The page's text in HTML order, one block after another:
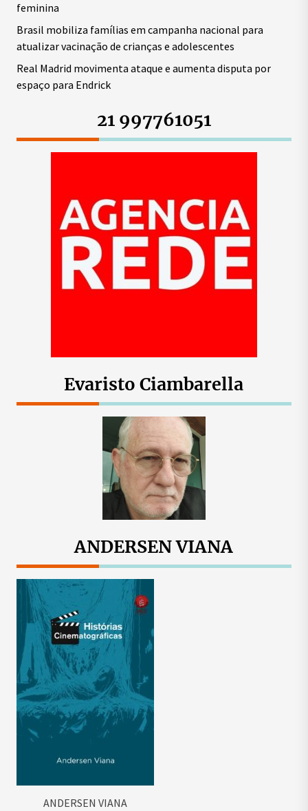
feminina
Brasil mobiliza famílias em campanha nacional para
atualizar vacinação de crianças e adolescentes
Real Madrid movimenta ataque e aumenta disputa por
espaço para Endrick
21 997761051
Evaristo Ciambarella
ANDERSEN VIANA
ANDERSEN VIANA